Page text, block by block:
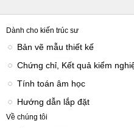
Dành cho kiến trúc sư
Bản vẽ mẫu thiết kế
Chứng chỉ, Kết quả kiểm
Tính toán âm học
Hướng dẫn lắp đặt
Về chúng tôi